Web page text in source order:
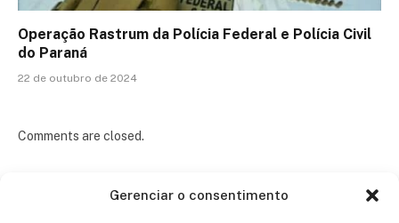
Gerenciar o consentimento
Operação Rastrum da Polícia Federal e Polícia Civil
do Paraná
22 de outubro de 2024
Comments are closed.